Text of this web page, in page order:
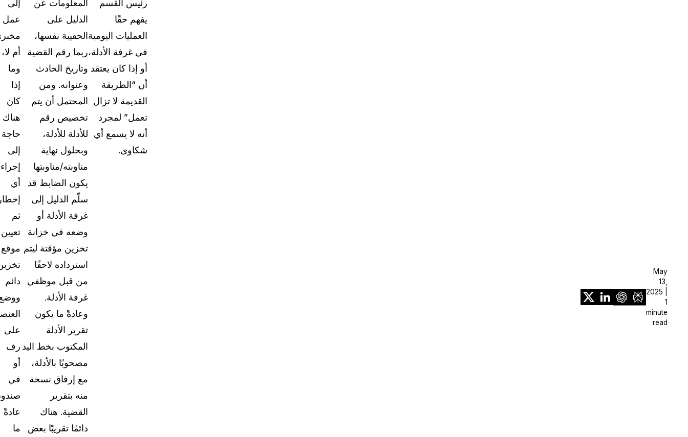
الدعم والمساعدة
وثائق شاملة وأدلة المستخدمين لتطبيق "كيس
ما الجديد
استكشف آخر تحديثات كيس جارد وتعرف على
استخدام الميزات الجديدة
قصص النجاح
استمع مباشرة إلى تجارب الأشخاص الذين
كيس جارد يومياً
عن الشركة
مسيرتنا، رؤيتنا، والمبادئ التي نؤمن بها
استكشف الفرص المتاحة للانضمام إلى فريقنا
دع فريقنا يساعدك في العثور على حلول التعتيم
May
13,
2025 |
1
minute
read
رئيس القسم
يفهم حقًا
العمليات اليومية
في غرفة الأدلة،
أو إذا كان يعتقد
أن “الطريقة
القديمة لا تزال
تعمل” لمجرد
أنه لا يسمع أي
شكاوى.
المعلومات عن
الدليل على
الحقيبة نفسها،
ربما رقم القضية
وتاريخ الحادث
وعنوانه. ومن
المحتمل أن يتم
تخصيص رقم
للأدلة للأدلة،
وبحلول نهاية
مناوبته/مناوبتها
يكون الضابط قد
سلّم الدليل إلى
غرفة الأدلة أو
وضعه في خزانة
تخزين مؤقتة ليتم
استرداده لاحقًا
من قبل موظفي
غرفة الأدلة.
وعادةً ما يكون
تقرير الأدلة
المكتوب بخط اليد
مصحوبًا بالأدلة،
مع إرفاق نسخة
منه بتقرير
القضية. هناك
دائمًا تقريبًا بعض
إلى
عمل
أم لا،
وما
إذا
كان
هناك
حاجة
إلى
إجراء
أي
ثم
تعيين
موقع
دائم
على
رف
أو
في
عادةً
ما